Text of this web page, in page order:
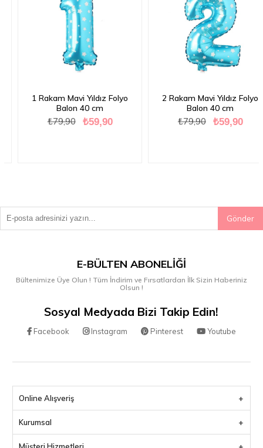
1 Rakam Mavi Yıldız Folyo
Balon 40 cm
₺59,90
₺79,90
2 Rakam Mavi Yıldız Folyo
Balon 40 cm
₺59,90
₺79,90
Gönder
E-BÜLTEN ABONELIĞI
Bültenimize Üye Olun ! Tüm İndirim ve Fırsatlardan İlk Sizin Haberiniz
Olsun !
Sosyal Medyada Bizi Takip Edin!
Facebook Instagram Pinterest Youtube
Online Alışveriş
Kurumsal